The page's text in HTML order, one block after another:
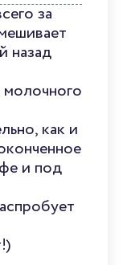
за
назад
молочного
как и
и под